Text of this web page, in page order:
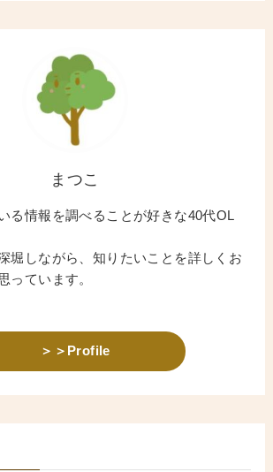
まつこ
る情報を調べることが好きな40代OL
堀しながら、知りたいことを詳しくお
っています。
＞＞Profile